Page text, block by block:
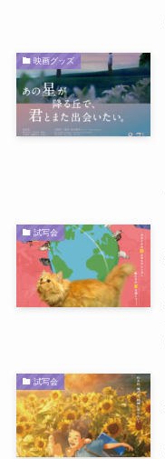
映画グッズ
試写会
試写会